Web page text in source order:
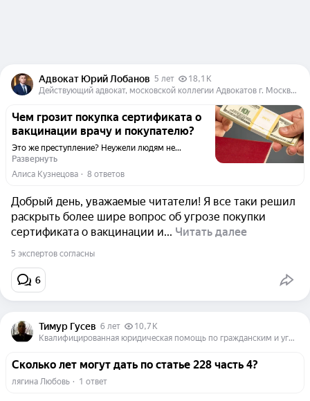
Адвокат Юрий Лобанов 5 лет
18,1 K
Действующий адвокат, московской коллегии Адвокатов г. Москвы. Юридический стаж 20 лет.
Чем грозит покупка сертификата о
вакцинации врачу и покупателю?
Это же преступление? Неужели людям не...
Развернуть
Алиса Кузнецова · 8 ответов
Добрый день, уважаемые читатели! Я все таки решил
раскрыть более шире вопрос об угрозе покупки
сертификата о вакцинации и... Читать далее
5 экспертов согласны
6
Тимур Гусев 6 лет
10,7 K
Квалифицированная юридическая помощь по гражданским и уголовным делам
Сколько лет могут дать по статье 228 часть 4?
лягина Любовь · 1 ответ